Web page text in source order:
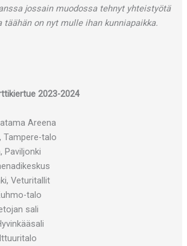
jossain muodossa tehnyt yhteistyötä
täähän on nyt mulle ihan kunniapaikka.
2023-2024
Areena
Tampere-talo
Paviljonki
Veturitallit
talo
sali